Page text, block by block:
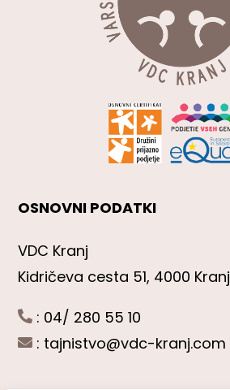
OSNOVNI PODATKI
VDC Kranj
Kidričeva cesta 51, 4000 Kranj
: 04/ 280 55 10
: tajnistvo@vdc-kranj.com